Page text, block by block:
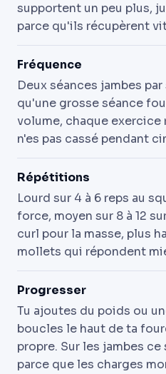
supportent un peu plus,
parce qu'ils récupèrent
Fréquence
Deux séances jambes
qu'une grosse séance
volume, chaque
n'es pas cassé pendant
Répétitions
Lourd sur 4 à 6 reps au
force, moyen sur 8 à 12
curl pour la masse, plus
mollets qui répondent
Progresser
Tu ajoutes du poids ou
boucles le haut de ta
propre. Sur les jambes
parce que les charges